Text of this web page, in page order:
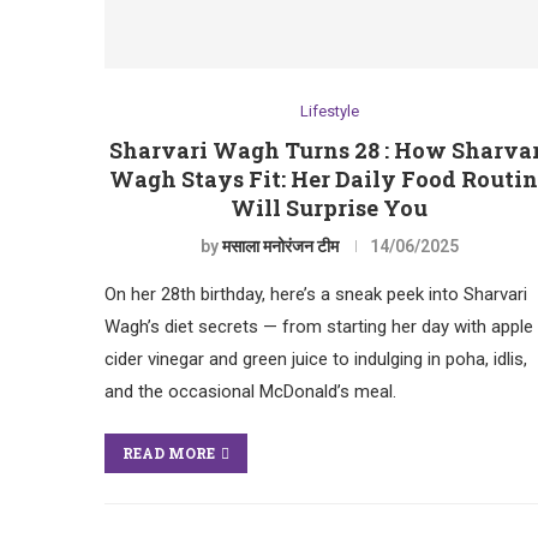
Lifestyle
Sharvari Wagh Turns 28 : How
Wagh Stays Fit: Her Daily Food
Will Surprise You
byमसाला मनोरंजन टीम 14/06/2025
On her 28th birthday, here’s a sneak peek into Sharvari
Wagh’s diet secrets — from starting her day with apple
cider vinegar and green juice to indulging in poha, idlis,
and the occasional McDonald’s meal.
READ MORE